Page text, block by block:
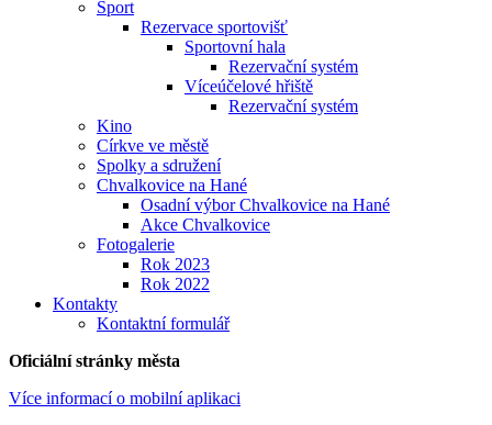
Sport
Rezervace sportovišť
Sportovní hala
Rezervační systém
Víceúčelové hřiště
Rezervační systém
Kino
Církve ve městě
Spolky a sdružení
Chvalkovice na Hané
Osadní výbor Chvalkovice na Hané
Akce Chvalkovice
Fotogalerie
Rok 2023
Rok 2022
Kontakty
Kontaktní formulář
Oficiální stránky města
Více informací o mobilní aplikaci